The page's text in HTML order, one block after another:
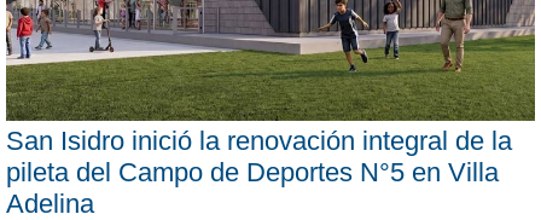
San Isidro inició la renovación integral de la
pileta del Campo de Deportes N°5 en Villa
Adelina